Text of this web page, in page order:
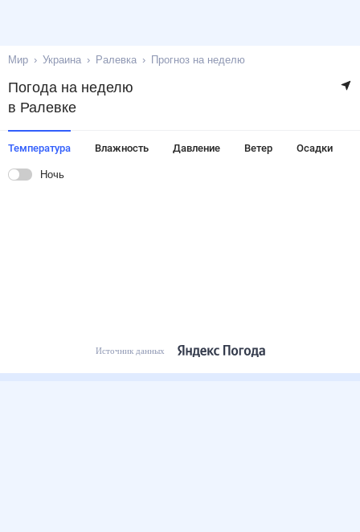
Мир Украина Ралевка Прогноз на неделю
Погода на неделю
в Ралевке
Температура Влажность Давление Ветер Осадки
Ночь
Источник данных